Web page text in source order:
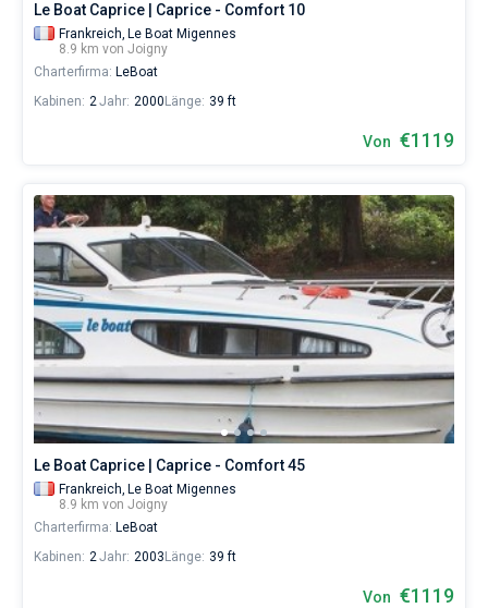
Le Boat Caprice | Caprice - Comfort 10
Frankreich, Le Boat Migennes
8.9 km von Joigny
Charterfirma: LeBoat
Kabinen: 2Jahr: 2000 Länge: 39 ft
Von €1119
Le Boat Caprice | Caprice - Comfort 45
Frankreich, Le Boat Migennes
8.9 km von Joigny
Charterfirma: LeBoat
Kabinen: 2Jahr: 2003 Länge: 39 ft
Von €1119